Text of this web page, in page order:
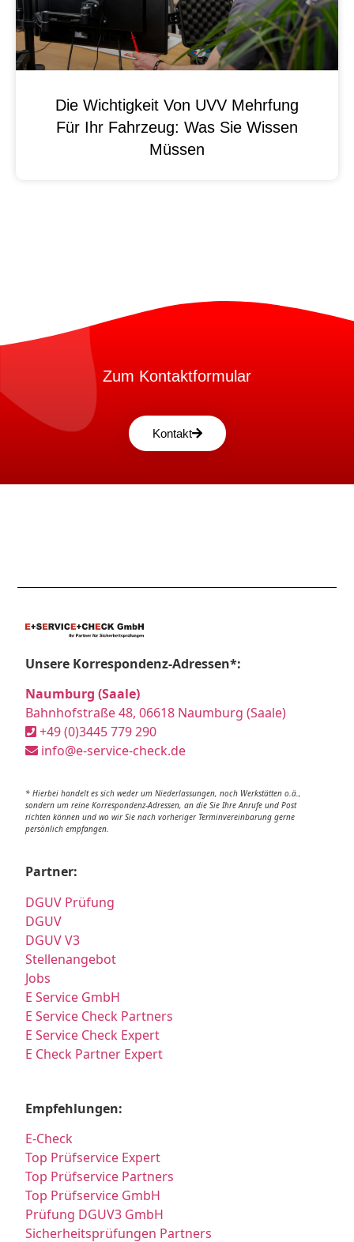
Die Wichtigkeit Von UVV Mehrfung
Für Ihr Fahrzeug: Was Sie Wissen
Müssen
Zum Kontaktformular
Kontakt
Unsere Korrespondenz-Adressen*:
Naumburg (Saale)
Bahnhofstraße 48, 06618 Naumburg (Saale)
+49 (0)3445 779 290
info@e-service-check.de
* Hierbei handelt es sich weder um Niederlassungen, noch Werkstätten o.ä.,
sondern um reine Korrespondenz-Adressen, an die Sie Ihre Anrufe und Post
richten können und wo wir Sie nach vorheriger Terminvereinbarung gerne
persönlich empfangen.
Partner:
DGUV Prüfung
DGUV
DGUV V3
Stellenangebot
Jobs
E Service GmbH
E Service Check Partners
E Service Check Expert
E Check Partner Expert
Empfehlungen:
E-Check
Top Prüfservice Expert
Top Prüfservice Partners
Top Prüfservice GmbH
Prüfung DGUV3 GmbH
Sicherheitsprüfungen Partners